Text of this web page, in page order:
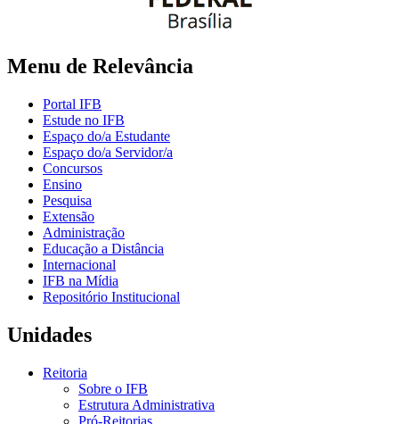
Menu de Relevância
Portal IFB
Estude no IFB
Espaço do/a Estudante
Espaço do/a Servidor/a
Concursos
Ensino
Pesquisa
Extensão
Administração
Educação a Distância
Internacional
IFB na Mídia
Repositório Institucional
Unidades
Reitoria
Sobre o IFB
Estrutura Administrativa
Pró-Reitorias